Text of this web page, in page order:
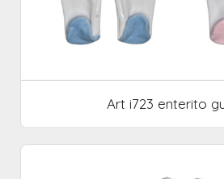
Art i723 enterito